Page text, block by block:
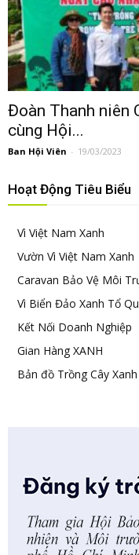
Đoàn Thanh niên
cùng Hội...
Ban Hội Viên - 19/03/2023
Hoạt Động Tiêu Biểu
Vì Việt Nam Xanh
Vườn Vì Việt Nam Xanh
Caravan Bảo Vệ Môi
Vì Biển Đảo Xanh Tổ
Kết Nối Doanh Nghiệp
Gian Hàng XANH
Bản đồ Trồng Cây Xanh